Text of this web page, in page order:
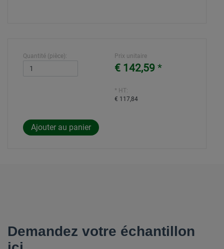
Quantité (pièce): Prix unitaire
€ 142,59 *
* HT:
€ 117,84